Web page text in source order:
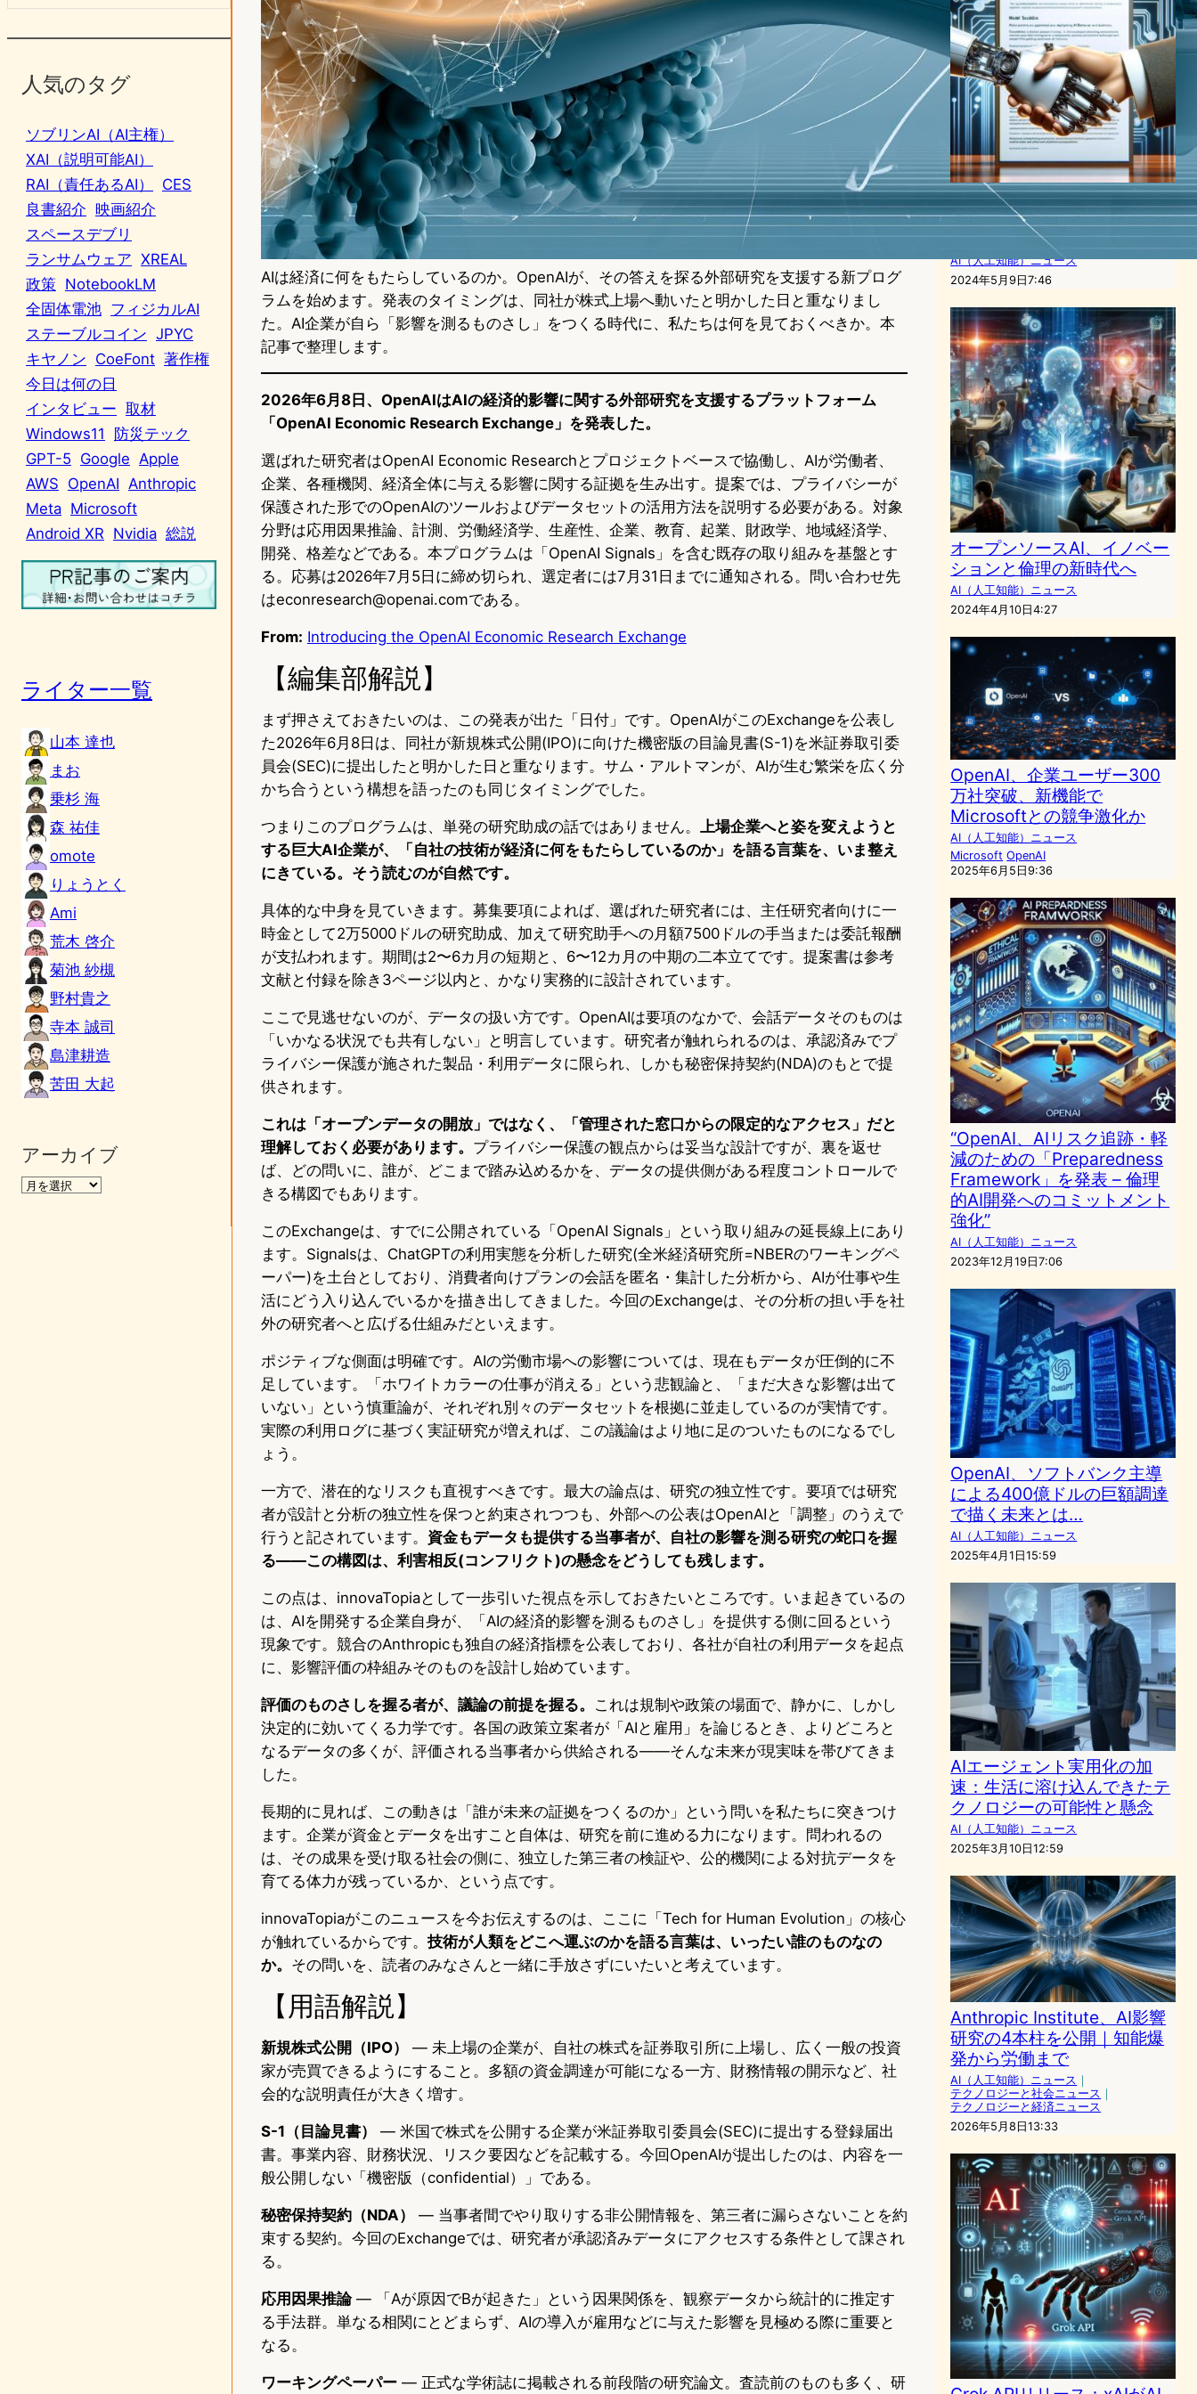
人気のタグ
ソブリンAI（AI主権）
XAI（説明可能AI）
RAI（責任あるAI）
CES
良書紹介 映画紹介
スペースデブリ
ランサムウェア XREAL
政策 NotebookLM
全固体電池 フィジカルAI
ステーブルコイン JPYC
キヤノン CoeFont 著作権
今日は何の日
インタビュー 取材
Windows11
防災テック
GPT-5 Google Apple
AWS OpenAI Anthropic
Meta Microsoft
Android XR Nvidia 総説
ライター一覧
山本 達也
まお
乗杉 海
森 祐佳
omote
りょうとく
Ami
荒木 啓介
菊池 紗槻
野村貴之
寺本 誠司
島津耕造
苦田 大起
アーカイブ
AIは経済に何をもたらしているのか。OpenAIが、その答えを探る外部研究を支援する新プログ
ラムを始めます。発表のタイミングは、同社が株式上場へ動いたと明かした日と重なりまし
た。AI企業が自ら「影響を測るものさし」をつくる時代に、私たちは何を見ておくべきか。本
記事で整理します。
2026年6月8日、OpenAIはAIの経済的影響に関する外部研究を支援するプラットフォーム
「OpenAI Economic Research Exchange」を発表した。
選ばれた研究者はOpenAI Economic Researchとプロジェクトベースで協働し、AIが労働者、
企業、各種機関、経済全体に与える影響に関する証拠を生み出す。提案では、プライバシーが
保護された形でのOpenAIのツールおよびデータセットの活用方法を説明する必要がある。対象
分野は応用因果推論、計測、労働経済学、生産性、企業、教育、起業、財政学、地域経済学、
開発、格差などである。本プログラムは「OpenAI Signals」を含む既存の取り組みを基盤とす
る。応募は2026年7月5日に締め切られ、選定者には7月31日までに通知される。問い合わせ先
はeconresearch@openai.comである。
From: Introducing the OpenAI Economic Research Exchange
【編集部解説】
まず押さえておきたいのは、この発表が出た「日付」です。OpenAIがこのExchangeを公表し
た2026年6月8日は、同社が新規株式公開(IPO)に向けた機密版の目論見書(S-1)を米証券取引委
員会(SEC)に提出したと明かした日と重なります。サム・アルトマンが、AIが生む繁栄を広く分
かち合うという構想を語ったのも同じタイミングでした。
つまりこのプログラムは、単発の研究助成の話ではありません。
上場企業へと姿を変えようと
する巨大AI企業が、「自社の技術が経済に何をもたらしているのか」を語る言葉を、いま整え
にきている。そう読むのが自然です。
具体的な中身を見ていきます。募集要項によれば、選ばれた研究者には、主任研究者向けに一
時金として2万5000ドルの研究助成、加えて研究助手への月額7500ドルの手当または委託報酬
が支払われます。期間は2〜6カ月の短期と、6〜12カ月の中期の二本立てです。提案書は参考
文献と付録を除き3ページ以内と、かなり実務的に設計されています。
ここで見逃せないのが、データの扱い方です。OpenAIは要項のなかで、会話データそのものは
「いかなる状況でも共有しない」と明言しています。研究者が触れられるのは、承認済みでプ
ライバシー保護が施された製品・利用データに限られ、しかも秘密保持契約(NDA)のもとで提
供されます。
これは「オープンデータの開放」ではなく、「管理された窓口からの限定的なアクセス」だと
理解しておく必要があります。 プライバシー保護の観点からは妥当な設計ですが、裏を返せ
ば、どの問いに、誰が、どこまで踏み込めるかを、データの提供側がある程度コントロールで
きる構図でもあります。
このExchangeは、すでに公開されている「OpenAI Signals」という取り組みの延長線上にあり
ます。Signalsは、ChatGPTの利用実態を分析した研究(全米経済研究所=NBERのワーキングペ
ーパー)を土台としており、消費者向けプランの会話を匿名・集計した分析から、AIが仕事や生
活にどう入り込んでいるかを描き出してきました。今回のExchangeは、その分析の担い手を社
外の研究者へと広げる仕組みだといえます。
ポジティブな側面は明確です。AIの労働市場への影響については、現在もデータが圧倒的に不
足しています。「ホワイトカラーの仕事が消える」という悲観論と、「まだ大きな影響は出て
いない」という慎重論が、それぞれ別々のデータセットを根拠に並走しているのが実情です。
実際の利用ログに基づく実証研究が増えれば、この議論はより地に足のついたものになるでし
ょう。
一方で、潜在的なリスクも直視すべきです。最大の論点は、研究の独立性です。要項では研究
者が設計と分析の独立性を保つと約束されつつも、外部への公表はOpenAIと「調整」のうえで
行うと記されています。 資金もデータも提供する当事者が、自社の影響を測る研究の蛇口を握
る——この構図は、利害相反(コンフリクト)の懸念をどうしても残します。
この点は、innovaTopiaとして一歩引いた視点を示しておきたいところです。いま起きているの
は、AIを開発する企業自身が、「AIの経済的影響を測るものさし」を提供する側に回るという
現象です。競合のAnthropicも独自の経済指標を公表しており、各社が自社の利用データを起点
に、影響評価の枠組みそのものを設計し始めています。
評価のものさしを握る者が、議論の前提を握る。
これは規制や政策の場面で、静かに、しかし
決定的に効いてくる力学です。各国の政策立案者が「AIと雇用」を論じるとき、よりどころと
なるデータの多くが、評価される当事者から供給される——そんな未来が現実味を帯びてきま
した。
長期的に見れば、この動きは「誰が未来の証拠をつくるのか」という問いを私たちに突きつけ
ます。企業が資金とデータを出すこと自体は、研究を前に進める力になります。問われるの
は、その成果を受け取る社会の側に、独立した第三者の検証や、公的機関による対抗データを
育てる体力が残っているか、という点です。
innovaTopiaがこのニュースを今お伝えするのは、ここに「Tech for Human Evolution」の核心
が触れているからです。 技術が人類をどこへ運ぶのかを語る言葉は、いったい誰のものなの
か。 その問いを、読者のみなさんと一緒に手放さずにいたいと考えています。
【用語解説】
新規株式公開（IPO）
— 未上場の企業が、自社の株式を証券取引所に上場し、広く一般の投資
家が売買できるようにすること。多額の資金調達が可能になる一方、財務情報の開示など、社
会的な説明責任が大きく増す。
S-1（目論見書）
— 米国で株式を公開する企業が米証券取引委員会(SEC)に提出する登録届出
書。事業内容、財務状況、リスク要因などを記載する。今回OpenAIが提出したのは、内容を一
般公開しない「機密版（confidential）」である。
秘密保持契約（NDA）
— 当事者間でやり取りする非公開情報を、第三者に漏らさないことを約
束する契約。今回のExchangeでは、研究者が承認済みデータにアクセスする条件として課され
る。
応用因果推論— 「Aが原因でBが起きた」という因果関係を、観察データから統計的に推定す
る手法群。単なる相関にとどまらず、AIの導入が雇用などに与えた影響を見極める際に重要と
なる。
ワーキングペーパー— 正式な学術誌に掲載される前段階の研究論文。査読前のものも多く、研
OpenAI、AI行動指針
「Model Spec」公開、公衆
の意見募集中
AI（人工知能）ニュース
2024年5月9日7:46
オープンソースAI、イノベー
ションと倫理の新時代へ
AI（人工知能）ニュース
2024年4月10日4:27
OpenAI、企業ユーザー300
万社突破、新機能で
Microsoftとの競争激化か
AI（人工知能）ニュース
Microsoft OpenAI
2025年6月5日9:36
“OpenAI、AIリスク追跡・軽
減のための「Preparedness
Framework」を発表 – 倫理
的AI開発へのコミットメント
強化”
AI（人工知能）ニュース
2023年12月19日7:06
OpenAI、ソフトバンク主導
による400億ドルの巨額調達
で描く未来とは…
AI（人工知能）ニュース
2025年4月1日15:59
AIエージェント実用化の加
速：生活に溶け込んできたテ
クノロジーの可能性と懸念
AI（人工知能）ニュース
2025年3月10日12:59
Anthropic Institute、AI影響
研究の4本柱を公開｜知能爆
発から労働まで
AI（人工知能）ニュース ｜
テクノロジーと社会ニュース ｜
テクノロジーと経済ニュース
2026年5月8日13:33